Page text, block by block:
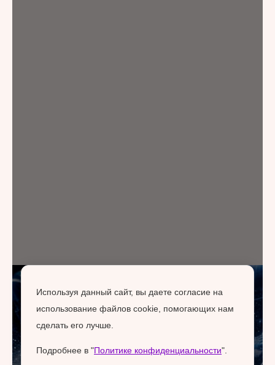
Используя данный сайт, вы даете согласие на
использование файлов cookie, помогающих нам
сделать его лучше.
Подробнее в "Политике конфиденциальности".